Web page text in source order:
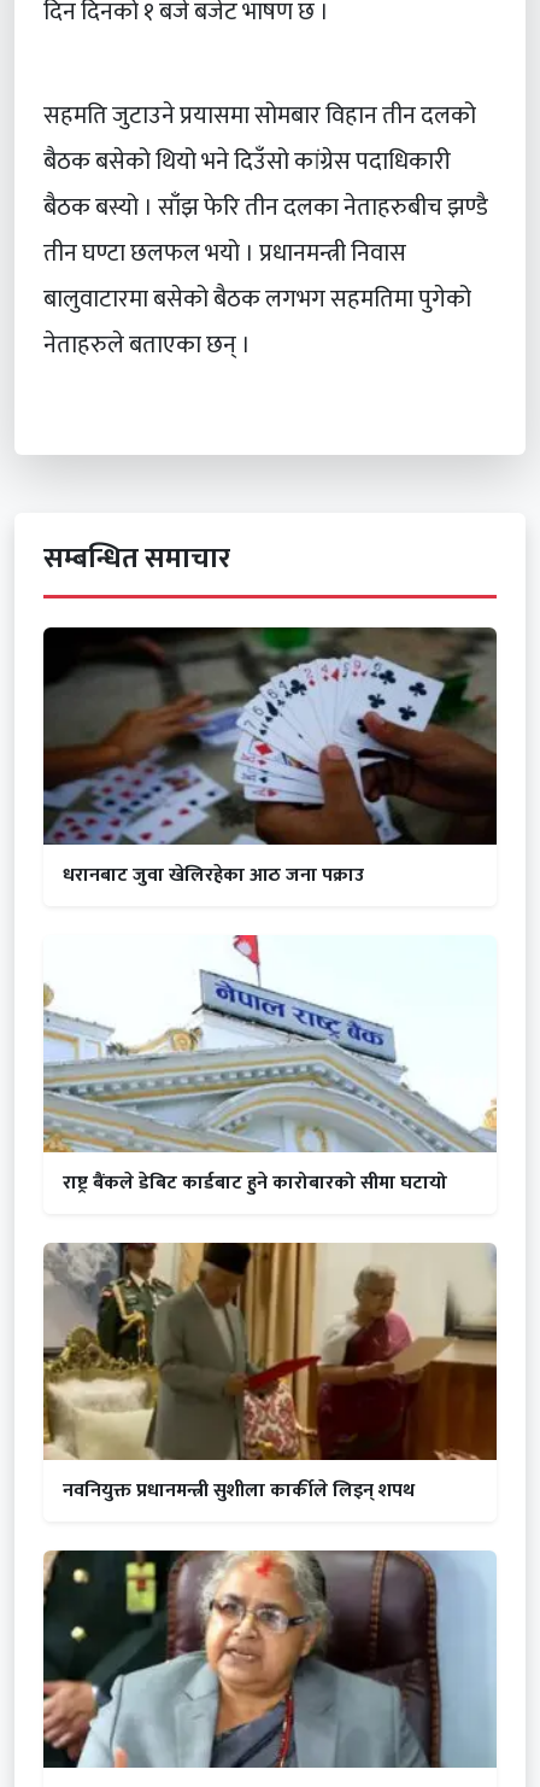
दिन दिनको १ बजे बजेट भाषण छ ।
सहमति जुटाउने प्रयासमा सोमबार विहान तीन दलको
बैठक बसेको थियो भने दिउँसो कांग्रेस पदाधिकारी
बैठक बस्यो । साँझ फेरि तीन दलका नेताहरुबीच झण्डै
तीन घण्टा छलफल भयो । प्रधानमन्त्री निवास
बालुवाटारमा बसेको बैठक लगभग सहमतिमा पुगेको
नेताहरुले बताएका छन् ।
सम्बन्धित समाचार
धरानबाट जुवा खेलिरहेका आठ जना पक्राउ
राष्ट्र बैंकले डेबिट कार्डबाट हुने कारोबारको सीमा घटायो
नवनियुक्त प्रधानमन्त्री सुशीला कार्कीले लिइन् शपथ